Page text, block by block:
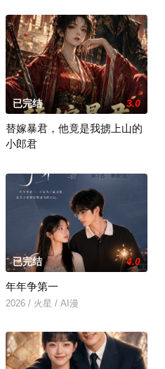
已完结 3.0
替嫁暴君，他竟是我掳上山的
小郎君
已完结 4.0
年年争第一
2026 / 火星 / AI漫